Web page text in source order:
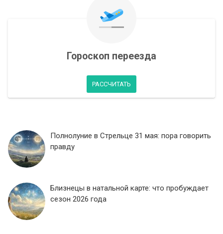
Гороскоп переезда
РАССЧИТАТЬ
Полнолуние в Стрельце 31 мая: пора говорить
правду
Близнецы в натальной карте: что пробуждает
сезон 2026 года